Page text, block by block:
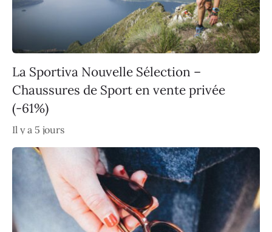
La Sportiva Nouvelle Sélection –
Chaussures de Sport en vente privée
(-61%)
Il y a 5 jours